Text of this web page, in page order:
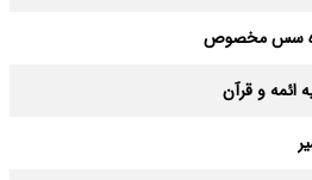
سس مخصوص
ائمه و قرآن